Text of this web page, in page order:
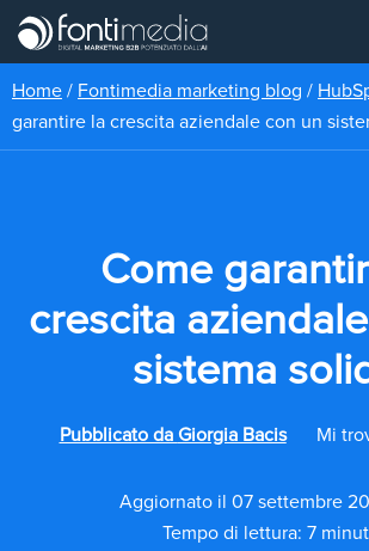
Home / Fontimedia marketing blog /
garantire la crescita aziendale con un
Come
crescita
sistema
Pubblicato da Giorgia Bacis Mi
Aggiornato il 07 settembre
Tempo di lettura: 7